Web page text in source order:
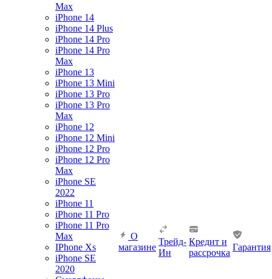
Max
iPhone 14
iPhone 14 Plus
iPhone 14 Pro
iPhone 14 Pro
Max
iPhone 13
iPhone 13 Mini
iPhone 13 Pro
iPhone 13 Pro
Max
iPhone 12
iPhone 12 Mini
iPhone 12 Pro
iPhone 12 Pro
Max
iPhone SE
2022
iPhone 11
iPhone 11 Pro
iPhone 11 Pro
Max
IPhone Xs
iPhone SE
2020
О
магазине
Трейд-
Ин
Кредит и
рассрочка
Гарантия